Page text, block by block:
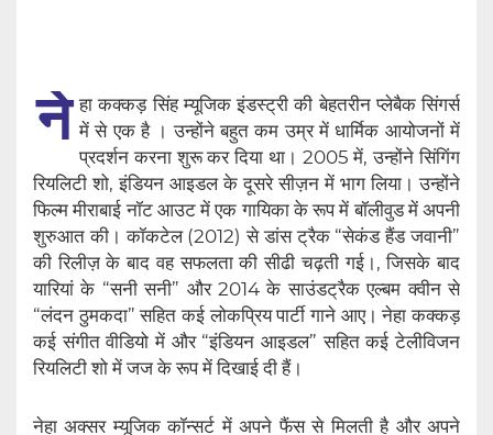
ने हा कक्कड़ सिंह म्यूजिक इंडस्ट्री की बेहतरीन प्लेबैक सिंगर्स
में से एक है । उन्होंने बहुत कम उम्र में धार्मिक आयोजनों में
प्रदर्शन करना शुरू कर दिया था। 2005 में, उन्होंने सिंगिंग
रियलिटी शो, इंडियन आइडल के दूसरे सीज़न में भाग लिया। उन्होंने
फिल्म मीराबाई नॉट आउट में एक गायिका के रूप में बॉलीवुड में अपनी
शुरुआत की। कॉकटेल (2012) से डांस ट्रैक “सेकंड हैंड जवानी”
की रिलीज़ के बाद वह सफलता की सीढी चढ़ती गई।, जिसके बाद
यारियां के “सनी सनी” और 2014 के साउंडट्रैक एल्बम क्वीन से
“लंदन ठुमकदा” सहित कई लोकप्रिय पार्टी गाने आए। नेहा कक्कड़
कई संगीत वीडियो में और “इंडियन आइडल” सहित कई टेलीविजन
रियलिटी शो में जज के रूप में दिखाई दी हैं।
नेहा अक्सर म्यूजिक कॉन्सर्ट में अपने फैंस से मिलती है और अपने